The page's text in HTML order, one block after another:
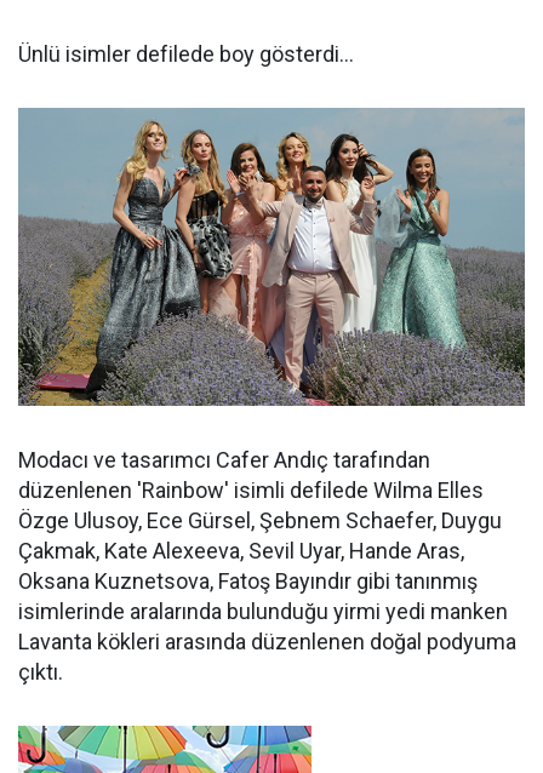
Ünlü isimler defilede boy gösterdi…
Modacı ve tasarımcı Cafer Andıç tarafından
düzenlenen 'Rainbow' isimli defilede Wilma Elles
Özge Ulusoy, Ece Gürsel, Şebnem Schaefer, Duygu
Çakmak, Kate Alexeeva, Sevil Uyar, Hande Aras,
Oksana Kuznetsova, Fatoş Bayındır gibi tanınmış
isimlerinde aralarında bulunduğu yirmi yedi manken
Lavanta kökleri arasında düzenlenen doğal podyuma
çıktı.